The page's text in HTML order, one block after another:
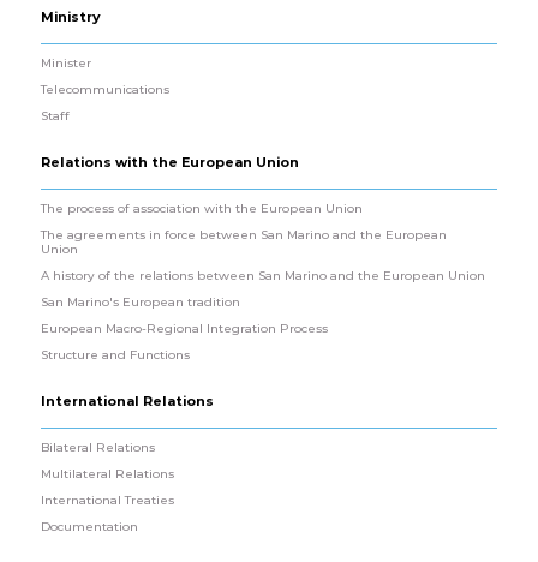
Ministry
Minister
Telecommunications
Staff
Relations with the European Union
The process of association with the European Union
The agreements in force between San Marino and the European
Union
A history of the relations between San Marino and the European Union
San Marino's European tradition
European Macro-Regional Integration Process
Structure and Functions
International Relations
Bilateral Relations
Multilateral Relations
International Treaties
Documentation